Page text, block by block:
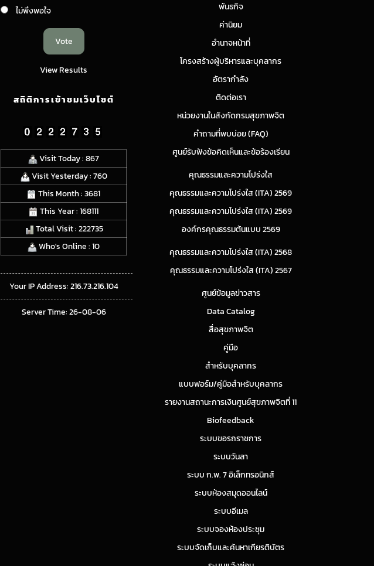
ไม่พึงพอใจ
View Results
สถิติการเข้าชมเว็บไซต์
Visit Today : 867
Visit Yesterday : 760
This Month : 3681
This Year : 168111
Total Visit : 222735
Who's Online : 10
Your IP Address: 216.73.216.104
Server Time: 26-08-06
พันธกิจ
ค่านิยม
อำนาจหน้าที่
โครงสร้างผู้บริหารและบุคลากร
อัตรากำลัง
ติดต่อเรา
หน่วยงานในสังกัดกรมสุขภาพจิต
คำถามที่พบบ่อย (FAQ)
ศูนย์รับฟังข้อคิดเห็นและข้อร้องเรียน
คุณธรรมและความโปร่งใส
คุณธรรมและความโปร่งใส (ITA) 2569
คุณธรรมและความโปร่งใส (ITA) 2569
องค์กรคุณธรรมต้นแบบ 2569
คุณธรรมและความโปร่งใส (ITA) 2568
คุณธรรมและความโปร่งใส (ITA) 2567
ศูนย์ข้อมูลข่าวสาร
Data Catalog
สื่อสุขภาพจิต
คู่มือ
สำหรับบุคลากร
แบบฟอร์ม/คู่มือสำหรับบุคลากร
รายงานสถานะการเงินศูนย์สุขภาพจิตที่ 11
Biofeedback
ระบบขอรถราชการ
ระบบวันลา
ระบบ ก.พ. 7 อิเล็กทรอนิกส์
ระบบห้องสมุดออนไลน์
ระบบอีเมล
ระบบจองห้องประชุม
ระบบจัดเก็บและค้นหาเกียรติบัตร